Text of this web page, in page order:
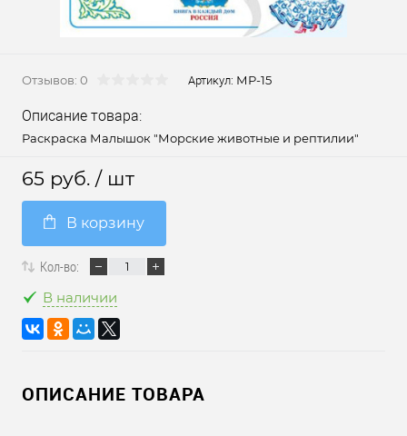
Отзывов: 0 Артикул: МР-15
Описание товара:
Раскраска Малышок "Морские животные и рептилии"
65 руб. / шт
В корзину
Кол-во:
В наличии
ОПИСАНИЕ ТОВАРА